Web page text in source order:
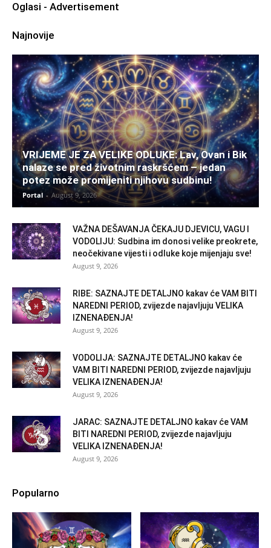
Oglasi - Advertisement
Najnovije
VRIJEME JE ZA VELIKE ODLUKE: Lav, Ovan i Bik
nalaze se pred životnim raskršćem – jedan
potez može promijeniti njihovu sudbinu!
Portal - August 9, 2026
VAŽNA DEŠAVANJA ČEKAJU DJEVICU, VAGU I
VODOLIJU: Sudbina im donosi velike preokrete,
neočekivane vijesti i odluke koje mijenjaju sve!
August 9, 2026
RIBE: SAZNAJTE DETALJNO kakav će VAM BITI
NAREDNI PERIOD, zvijezde najavljuju VELIKA
IZNENAĐENJA!
August 9, 2026
VODOLIJA: SAZNAJTE DETALJNO kakav će
VAM BITI NAREDNI PERIOD, zvijezde najavljuju
VELIKA IZNENAĐENJA!
August 9, 2026
JARAC: SAZNAJTE DETALJNO kakav će VAM
BITI NAREDNI PERIOD, zvijezde najavljuju
VELIKA IZNENAĐENJA!
August 9, 2026
Popularno